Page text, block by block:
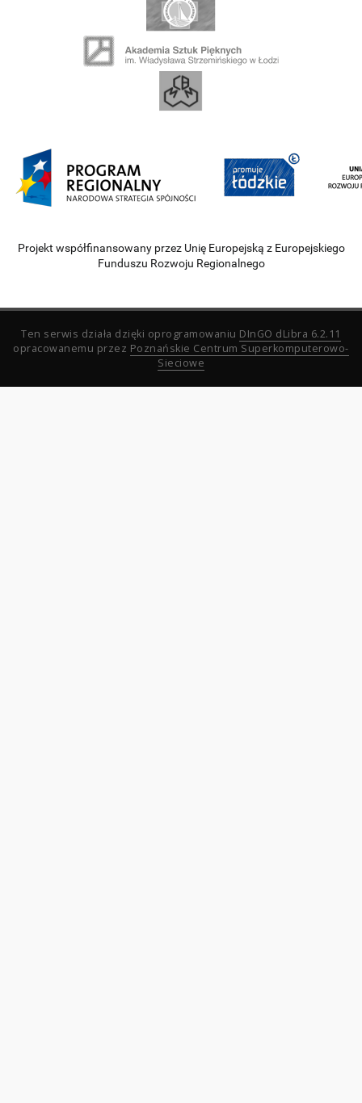
Projekt współfinansowany przez Unię Europejską z Europejskiego
Funduszu Rozwoju Regionalnego
Ten serwis działa dzięki oprogramowaniu DInGO dLibra 6.2.11
opracowanemu przez Poznańskie Centrum Superkomputerowo-
Sieciowe